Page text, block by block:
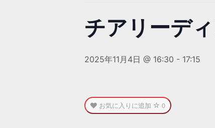
チアリーデ
2025年11月4日 @ 16:30 - 17:15
お気に入りに追加 0